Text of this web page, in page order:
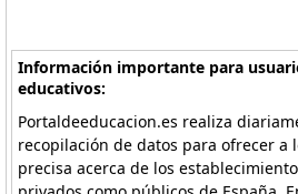
Información importante para
educativos:
Portaldeeducacion.es realiza
recopilación de datos para ofrecer a
precisa acerca de los